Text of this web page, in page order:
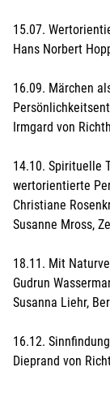
15.07.
Hans Norbert
16.09. Märchen
Irmgard von
14.10. Spirituelle
wertorientierte
Christiane
Susanne Mross,
18.11. Mit
Gudrun
Susanna Liehr,
16.12.
Dieprand von